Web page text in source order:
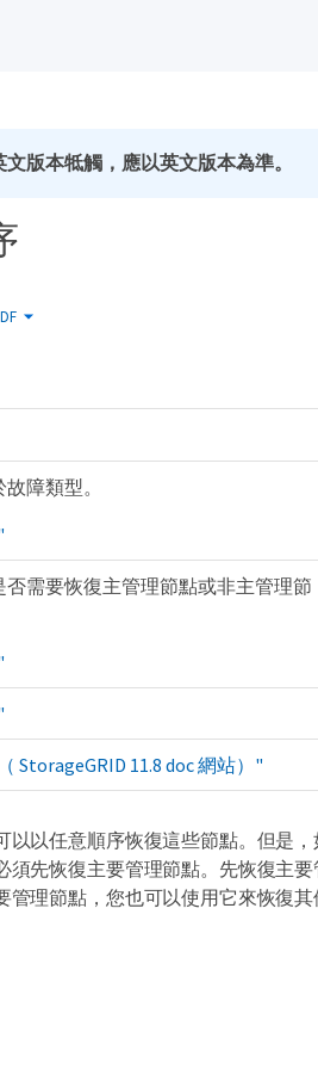
版本牴觸，應以英文版本為準。
障類型。
需要恢復主管理節點或非主管理節
StorageGRID 11.8 doc 網站）"
以任意順序恢復這些節點。但是
先恢復主要管理節點。先恢復主
理節點，您也可以使用它來恢復